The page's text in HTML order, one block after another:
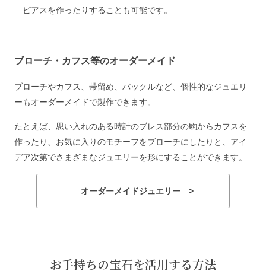
ピアスを作ったりすることも可能です。
ブローチ・カフス等のオーダーメイド
ブローチやカフス、帯留め、バックルなど、個性的なジュエリ
ーもオーダーメイドで製作できます。
たとえば、思い入れのある時計のブレス部分の駒からカフスを
作ったり、お気に入りのモチーフをブローチにしたりと、アイ
デア次第でさまざまなジュエリーを形にすることができます。
オーダーメイドジュエリー >
お手持ちの宝石を活用する方法